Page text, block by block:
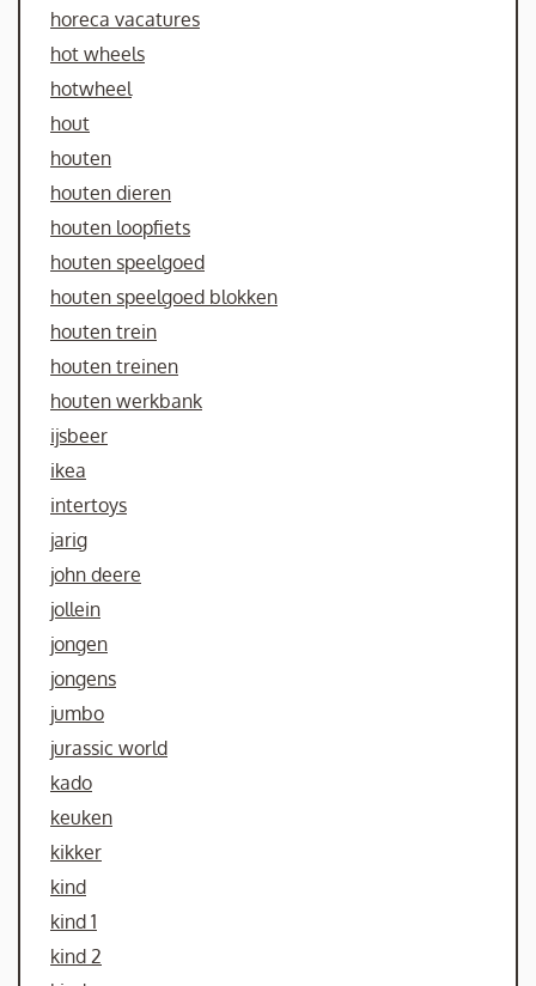
horeca vacatures
hot wheels
hotwheel
hout
houten
houten dieren
houten loopfiets
houten speelgoed
houten speelgoed blokken
houten trein
houten treinen
houten werkbank
ijsbeer
ikea
intertoys
jarig
john deere
jollein
jongen
jongens
jumbo
jurassic world
kado
keuken
kikker
kind
kind 1
kind 2